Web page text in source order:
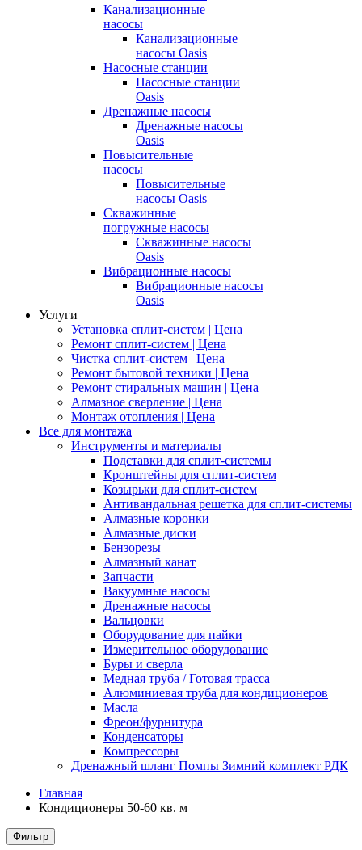
Канализационные
насосы
Канализационные
насосы Oasis
Насосные станции
Насосные станции
Oasis
Дренажные насосы
Дренажные насосы
Oasis
Повысительные
насосы
Повысительные
насосы Oasis
Скважинные
погружные насосы
Скважинные насосы
Oasis
Вибрационные насосы
Вибрационные насосы
Oasis
Услуги
Установка сплит-систем | Цена
Ремонт сплит-систем | Цена
Чистка сплит-систем | Цена
Ремонт бытовой техники | Цена
Ремонт стиральных машин | Цена
Алмазное сверление | Цена
Монтаж отопления | Цена
Все для монтажа
Инструменты и материалы
Подставки для сплит-системы
Кронштейны для сплит-систем
Козырьки для сплит-систем
Антивандальная решетка для сплит-системы
Алмазные коронки
Алмазные диски
Бензорезы
Алмазный канат
Запчасти
Вакуумные насосы
Дренажные насосы
Вальцовки
Оборудование для пайки
Измерительное оборудование
Буры и сверла
Медная труба / Готовая трасса
Алюминиевая труба для кондиционеров
Масла
Фреон/фурнитура
Конденсаторы
Компрессоры
Дренажный шланг Помпы Зимний комплект РДК
Главная
Кондиционеры 50-60 кв. м
Фильтр